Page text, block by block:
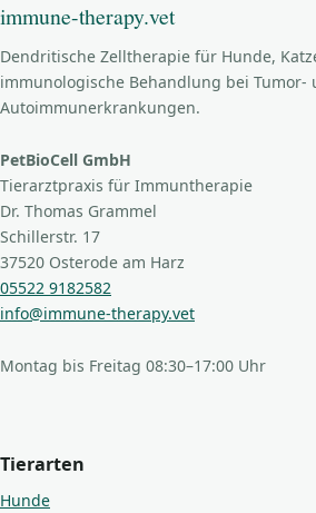
immune-therapy.vet
Dendritische Zelltherapie für Hunde,
immunologische Behandlung bei Tumor-
Autoimmunerkrankungen.
PetBioCell GmbH
Tierarztpraxis für Immuntherapie
Dr. Thomas Grammel
Schillerstr. 17
37520 Osterode am Harz
05522 9182582
info@immune-therapy.vet
Montag bis Freitag 08:30–17:00 Uhr
Tierarten
Hunde